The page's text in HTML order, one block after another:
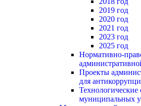
2019 год
2020 год
2021 год
2023 год
2025 год
Нормативно-
Проекты
для
Технологические
муниципальных